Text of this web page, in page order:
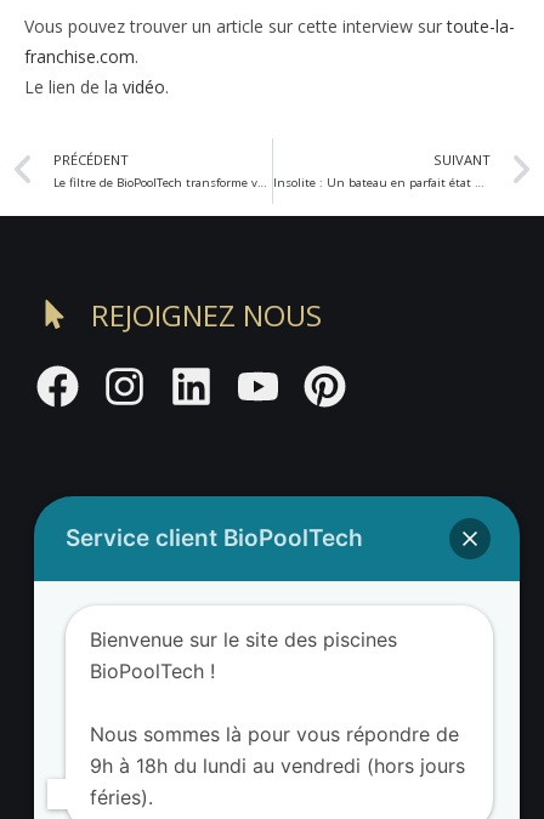
Vous pouvez trouver un article sur cette interview surtoute-la-
franchise.com.
Le lien de la vidéo.
PRÉCÉDENT
Le filtre de BioPoolTech transforme votre piscine chimique en piscine naturelle
SUIVANT
Insolite : Un bateau en parfait état 2000 ans après
REJOIGNEZ NOUS
Adresse BioValue BioPoolTech
BioValue BioPoolTech
Avenue Louis Philibert
13290 Aix-en-Provence – France
Service client BioPoolTech
Bienvenue sur le site des piscines
BioPoolTech !
Nous sommes là pour vous répondre de
9h à 18h du lundi au vendredi (hors jours
féries).